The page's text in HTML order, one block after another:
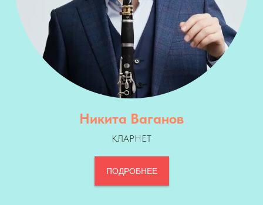
Никита Ваганов
КЛАРНЕТ
ПОДРОБНЕЕ